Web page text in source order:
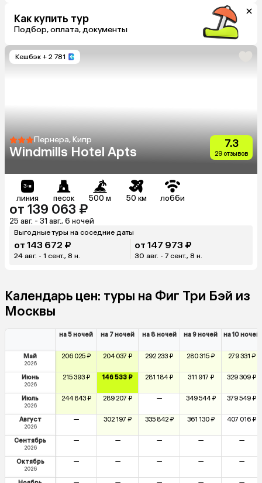
Как купить тур
Подбор, оплата, документы
Кешбэк + 2 781
Пернера, Кипр
Windmills Hotel Apts
7.3
29 отзывов
линия песок 500 м 50 км лобби
от 139 063 ₽
25 авг. - 31 авг., 6 ночей
Выгодные туры на соседние даты
от 143 672 ₽
24 авг. - 1 сент., 8 н.
от 147 973 ₽
30 авг. - 7 сент., 8 н.
Календарь цен: туры на Фиг Три Бэй из
Москвы
на 5 ночей на 7 ночей на 8 ночей на 9 ночей на 10 ночей
Май
2026
206 025 ₽ 204 037 ₽ 292 233 ₽ 280 315 ₽ 279 331 ₽
Июнь
2026
215 393 ₽ 146 533 ₽ 281 184 ₽ 311 917 ₽ 329 309 ₽
Июль
2026
244 843 ₽ 289 207 ₽ — 349 544 ₽ 379 549 ₽
Август
2026
— 302 197 ₽ 335 842 ₽ 361 130 ₽ 407 016 ₽
Сентябрь
2026
— — — — —
Октябрь
2026
— — — — —